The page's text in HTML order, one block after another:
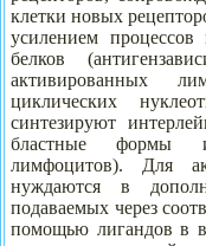
клетки новых
усилением
белков
активированных
циклических
синтезируют
бластные формы и
лимфоцитов). Для
нуждаются в
подаваемых через
помощью лигандов в